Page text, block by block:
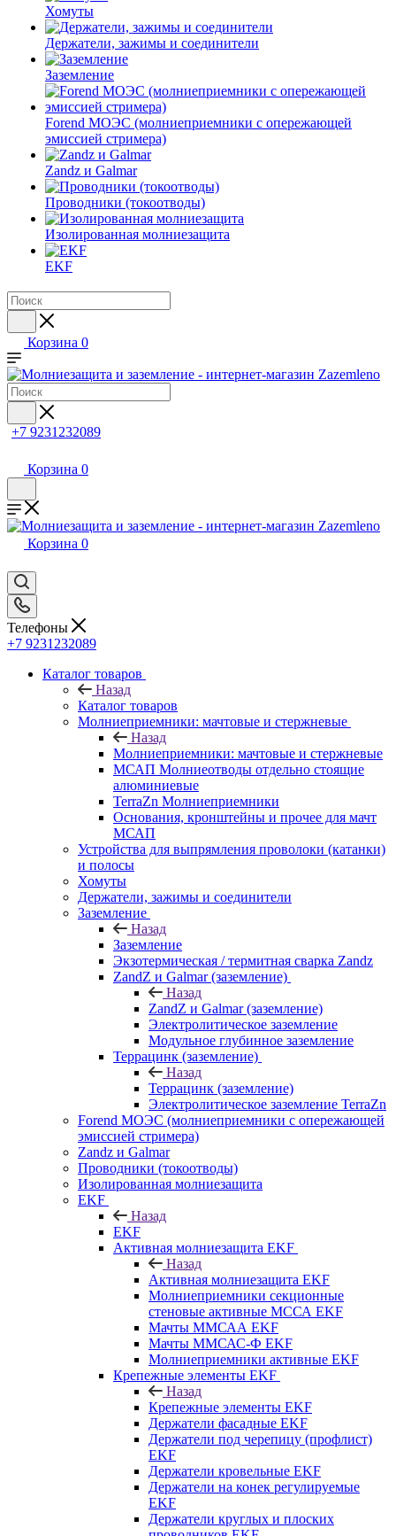
Хомуты
Держатели, зажимы и соединители
Заземление
Forend МОЭС (молниеприемники с опережающей
эмиссией стримера)
Zandz и Galmar
Проводники (токоотводы)
Изолированная молниезащита
EKF
Корзина 0
+7 9231232089
Корзина 0
Корзина 0
Телефоны
+7 9231232089
Каталог товаров
Назад
Каталог товаров
Молниеприемники: мачтовые и стержневые
Назад
Молниеприемники: мачтовые и стержневые
МСАП Молниеотводы отдельно стоящие
алюминиевые
TerraZn Молниеприемники
Основания, кронштейны и прочее для мачт
МСАП
Устройства для выпрямления проволоки (катанки)
и полосы
Хомуты
Держатели, зажимы и соединители
Заземление
Назад
Заземление
Экзотермическая / термитная сварка Zandz
ZandZ и Galmar (заземление)
Назад
ZandZ и Galmar (заземление)
Электролитическое заземление
Модульное глубинное заземление
Террацинк (заземление)
Назад
Террацинк (заземление)
Электролитическое заземление TerraZn
Forend МОЭС (молниеприемники с опережающей
эмиссией стримера)
Zandz и Galmar
Проводники (токоотводы)
Изолированная молниезащита
EKF
Назад
EKF
Активная молниезащита EKF
Назад
Активная молниезащита EKF
Молниеприемники секционные
стеновые активные МССА EKF
Мачты ММСАА EKF
Мачты ММСАС-Ф EKF
Молниеприемники активные EKF
Крепежные элементы EKF
Назад
Крепежные элементы EKF
Держатели фасадные EKF
Держатели под черепицу (профлист)
EKF
Держатели кровельные EKF
Держатели на конек регулируемые
EKF
Держатели круглых и плоских